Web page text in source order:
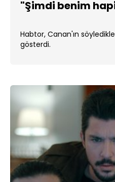
"Şimdi benim
Habtor, Canan'ın
gösterdi.